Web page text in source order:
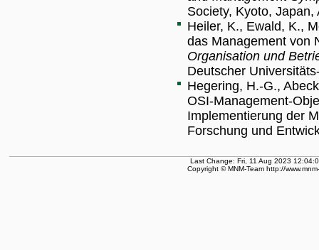
Society, Kyoto, Japan,
Heiler, K., Ewald, K.,
das Management von
Organisation und
Deutscher
Hegering, H.-G.,
OSI-Management-
Implementierung der
Forschung und
Last Change: Fri, 11 Aug 2023
Copyright © MNM-Team http://